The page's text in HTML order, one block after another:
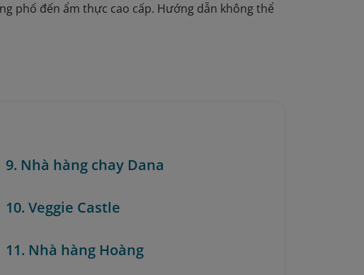
phố đến ẩm thực cao cấp. Hướng dẫn không thể
9. Nhà hàng chay Dana
10. Veggie Castle
11. Nhà hàng Hoàng